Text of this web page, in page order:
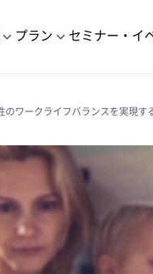
プラン セミナー・イ